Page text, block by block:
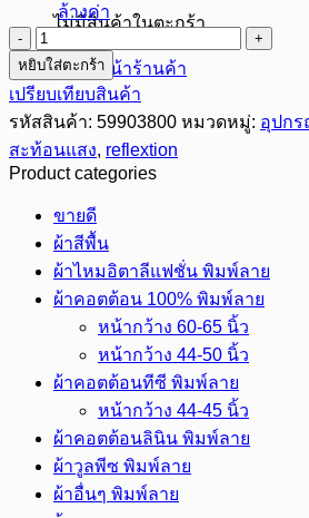
ไม่มีสินค้าในตะกร้า
กลับสู่หน้าร้านค้า
ล้างค่า
จำนวน
แถบ
สะท้อน
แสง
ผ้า
สี
ขนาด
2
นิ้ว
หลา
หยิบใส่ตะกร้า
เปรียบเทียบสินค้า
รหัสสินค้า: 59903800 หมวดหมู่: อุปก
สะท้อนแสง, reflextion
Product categories
ขายดี
ผ้าสีพื้น
ผ้าไหมอิตาลีแฟชั่น พิมพ์ลาย
ผ้าคอตต้อน 100% พิมพ์ลาย
หน้ากว้าง 60-65 นิ้ว
หน้ากว้าง 44-50 นิ้ว
ผ้าคอตต้อนทีซี พิมพ์ลาย
หน้ากว้าง 44-45 นิ้ว
ผ้าคอตต้อนลินิน พิมพ์ลาย
ผ้าวูลพีซ พิมพ์ลาย
ผ้าอื่นๆ พิมพ์ลาย